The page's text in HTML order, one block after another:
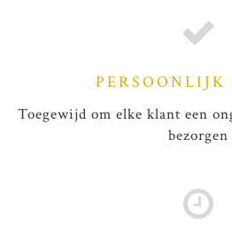
PERSOONLIJK
Toegewijd om elke klant een
bezorgen